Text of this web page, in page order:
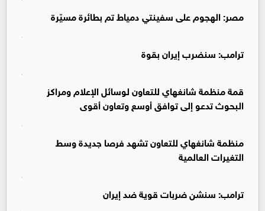
مصر: الهجوم على سفينتي دمياط تم بطائرة مسيّرة
ترامب: سنضرب إيران بقوة
قمة منظمة شانغهاي للتعاون لوسائل الإعلام ومراكز
البحوث تدعو إلى توافق أوسع وتعاون أقوى
منظمة شانغهاي للتعاون تشهد فرصا جديدة وسط
التغيرات العالمية
ترامب: سنشن ضربات قوية ضد إيران